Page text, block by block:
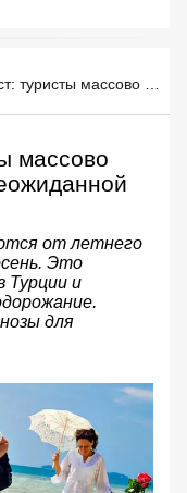
массово
от летнего
Это
и
для